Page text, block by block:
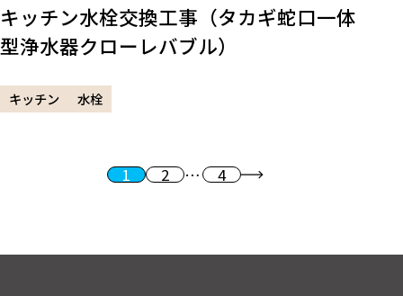
キッチン水栓交換工事（タカギ蛇口一体
型浄水器クローレバブル）
キッチン 水栓
投稿のページ送り1 2 … 4 次へ